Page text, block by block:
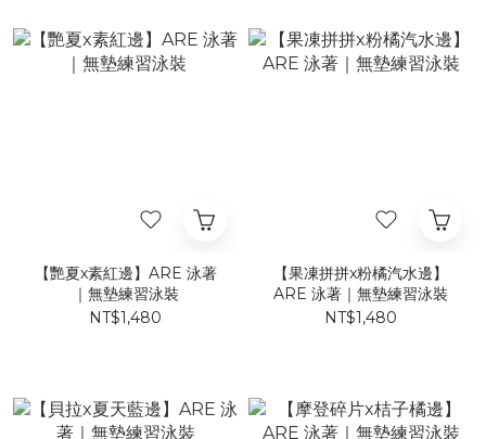
【艷夏x素紅邊】ARE 泳著
｜無墊練習泳裝
NT$1,480
【果凍拼拼x粉橘汽水邊】
ARE 泳著｜無墊練習泳裝
NT$1,480